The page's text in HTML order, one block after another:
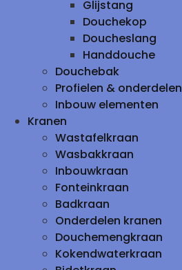
Glijstang
Douchekop
Doucheslang
Handdouche
Douchebak
Profielen & onderdelen
Inbouw elementen
Kranen
Wastafelkraan
Wasbakkraan
Inbouwkraan
Fonteinkraan
Badkraan
Onderdelen kranen
Douchemengkraan
Kokendwaterkraan